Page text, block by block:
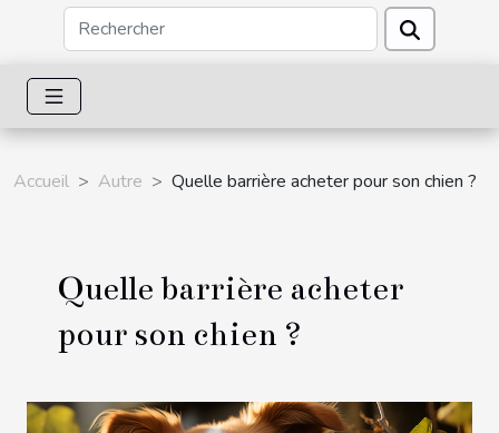
Accueil Autre Quelle barrière acheter pour son chien ?
Quelle barrière acheter
pour son chien ?